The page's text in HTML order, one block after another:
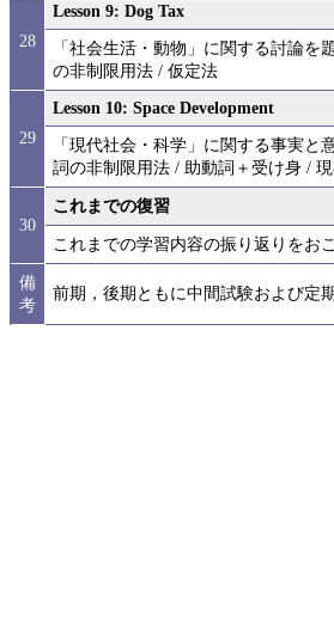
28
Lesson 9: Dog Tax
「社会生活・動物」に関する討論
の非制限用法 / 仮定法
29
Lesson 10: Space Development
「現代社会・科学」に関する事実
詞の非制限用法 / 助動詞＋受け身 /
30
これまでの復習
これまでの学習内容の振り返りをお
備
考
前期，後期ともに中間試験および定